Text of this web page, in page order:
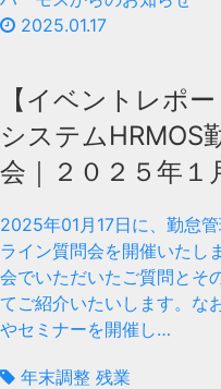
2025.01.17
【イベントレポ
システムHRMOS
会｜２０２５年１
2025年01月17日に、勤怠
ライン質問会を開催いたし
会でいただいたご質問とそ
てご紹介いたいします。な
やセミナーを開催し…
年末調整 残業